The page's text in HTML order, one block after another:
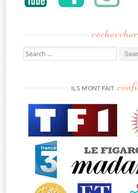
rechercher
Search
for:
ILS M’ONT FAIT